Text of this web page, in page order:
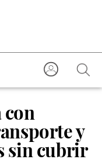
y
sin cubrir